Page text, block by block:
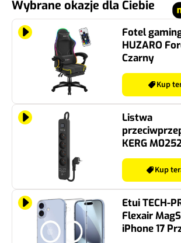
Wybrane okazje dla Ciebie
Fotel
HUZARO
Czarny
Kup
Listwa
KERG
Czarny
Kup
Etui TECH-
Flexair
iPhone 17